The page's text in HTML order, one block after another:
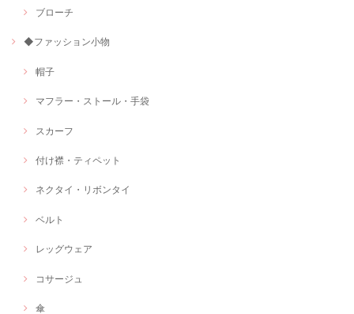
ブローチ
◆ファッション小物
帽子
マフラー・ストール・手袋
スカーフ
付け襟・ティペット
ネクタイ・リボンタイ
ベルト
レッグウェア
コサージュ
傘